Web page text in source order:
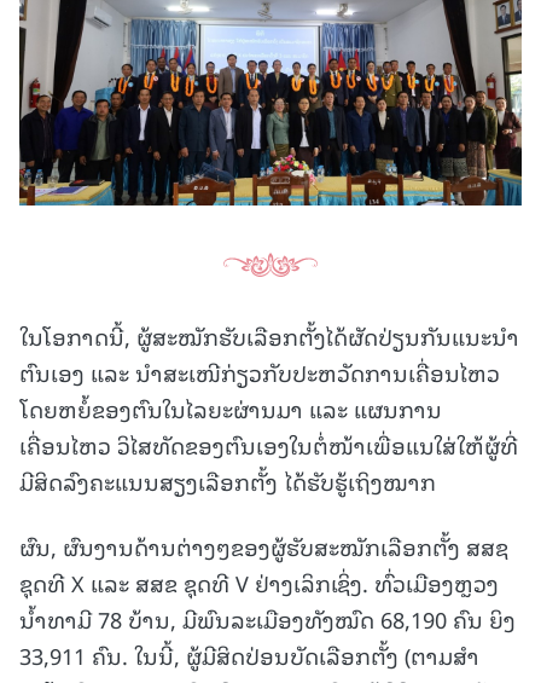
ໃນໂອກາດນີ້, ຜູ້ສະໝັກຮັບເລືອກຕັ້ງໄດ້ຜັດປ່ຽນກັນແນະນໍາ
ຕົນເອງ ແລະ ນໍາສະເໜີກ່ຽວກັບປະຫວັດການເຄື່ອນໄຫວ
ໂດຍຫຍໍ້ຂອງຕົນໃນໄລຍະຜ່ານມາ ແລະ ແຜນການ
ເຄື່ອນໄຫວ ວິໄສທັດຂອງຕົນເອງໃນຕໍ່ໜ້າເພື່ອແນໃສ່ໃຫ້ຜູ້ທີ່
ມີສິດລົງຄະແນນສຽງເລືອກຕັ້ງ ໄດ້ຮັບຮູ້ເຖິງໝາກ
ຜົນ, ຜົນງານດ້ານຕ່າງໆຂອງຜູ້ຮັບສະໝັກເລືອກຕັ້ງ ສສຊ
ຊຸດທີ X ແລະ ສສຂ ຊຸດທີ V ຢ່າງເລິກເຊິ່ງ. ທົ່ວເມືອງຫຼວງ
ນໍ້າທາມີ 78 ບ້ານ, ມີພົນລະເມືອງທັງໝົດ 68,190 ຄົນ ຍິງ
33,911 ຄົນ. ໃນນີ້, ຜູ້ມີສິດປ່ອນບັດເລືອກຕັ້ງ (ຕາມສໍາ